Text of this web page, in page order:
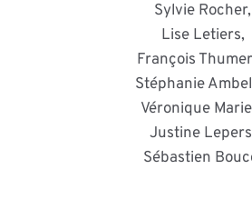
Sylvie Rocher,
Lise Letiers,
François
Stéphanie
Véronique
Justine
Sébastien